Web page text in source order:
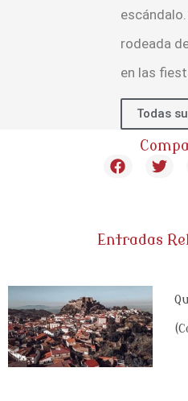
rodeada
en las
Todas
Entradas